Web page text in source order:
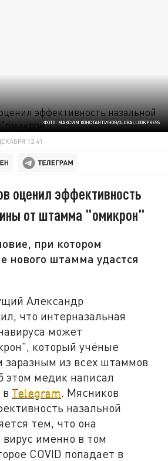
ФОТО: МАКСИМ КОНСТАНТИНОВ/GLOBALLOOKPRESS
12:41
оценил эффективность
от штамма "омикрон"
при котором
нового штамма удастся
Александр
что интерназальная
может
который учёные
из всех штаммов
этом медик написал
Telegram. Мясников
назальной
тем, что она
вирус именно в том
COVID попадает в